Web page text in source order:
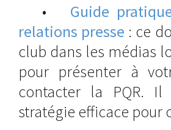
• Guide
relations presse : ce
club dans les médias
pour présenter à
contacter la PQR. Il
stratégie efficace pour